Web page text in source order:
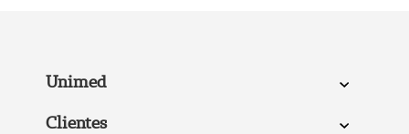
Unimed
Clientes